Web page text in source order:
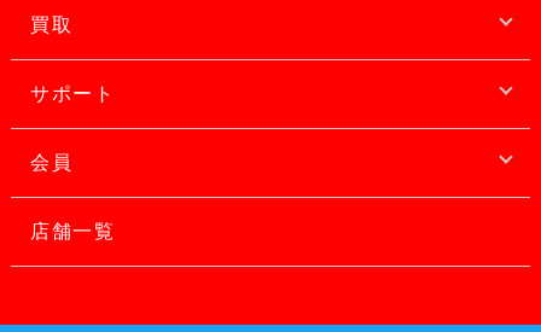
買取
サポート
会員
店舗一覧